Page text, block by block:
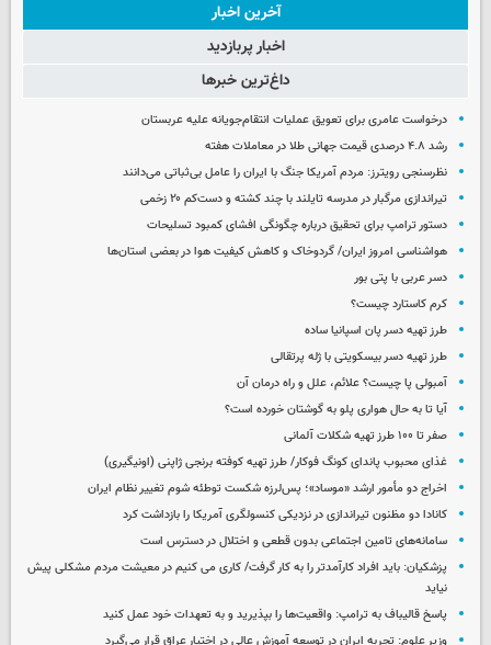
آخرین اخبار
اخبار پربازدید
داغ‌ترین خبرها
درخواست عامری برای تعویق عملیات انتقام‌جویانه علیه عربستان
رشد ۴.۸ درصدی قیمت جهانی طلا در معاملات هفته
نظرسنجی رویترز: مردم آمریکا جنگ با ایران را عامل بی‌ثباتی می‌دانند
تیراندازی مرگبار در مدرسه‌ تایلند با چند کشته و دست‌کم ۲۰ زخمی
دستور ترامپ برای تحقیق درباره چگونگی افشای کمبود تسلیحات
هواشناسی امروز ایران/ گردوخاک و کاهش کیفیت هوا در بعضی استان‌ها
دسر عربی با پتی بور
کرم کاستارد چیست؟
طرز تهیه دسر پان اسپانیا ساده
طرز تهیه دسر بیسکویتی با ژله پرتقالی
آمبولی پا چیست؟ علائم، علل و راه درمان آن
آیا تا به حال هواری پلو به گوشتان خورده است؟
صفر تا ۱۰۰ طرز تهیه شکلات آلمانی
غذای محبوب پاندای کونگ فوکار/ طرز تهیه کوفته برنجی ژاپنی (اونیگیری)
اخراج دو مأمور ارشد «موساد»؛ پس‌لرزه شکست توطئه شوم تغییر نظام ایران
کانادا دو مظنون تیراندازی در نزدیکی کنسولگری آمریکا را بازداشت کرد
سامانه‌های تامین اجتماعی بدون قطعی و اختلال در دسترس است
پزشکیان: باید افراد کارآمدتر را به کار گرفت/ کاری می کنیم در معیشت مردم مشکلی پیش
نیاید
پاسخ قالیباف به ترامپ: واقعیت‌ها را بپذیرید و به تعهدات خود عمل کنید
وزیر علوم: تجربه ایران در توسعه آموزش عالی در اختیار عراق قرار می‌گیرد